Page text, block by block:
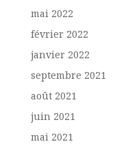
mai 2022
février 2022
janvier 2022
septembre 2021
août 2021
juin 2021
mai 2021